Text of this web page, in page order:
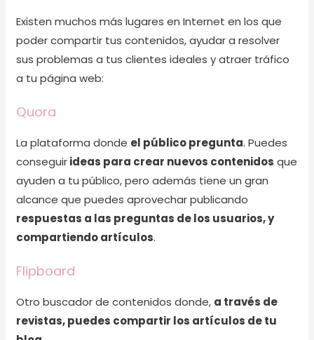
Existen muchos más lugares en Internet en los que
poder compartir tus contenidos, ayudar a resolver
sus problemas a tus clientes ideales y atraer tráfico
a tu página web:
Quora
La plataforma donde el público pregunta. Puedes
conseguirideas para crear nuevos contenidos que
ayuden a tu público, pero además tiene un gran
alcance que puedes aprovechar publicando
respuestas a las preguntas de los usuarios, y
compartiendo artículos.
Flipboard
Otro buscador de contenidos donde, a través de
revistas, puedes compartir los artículos de tu